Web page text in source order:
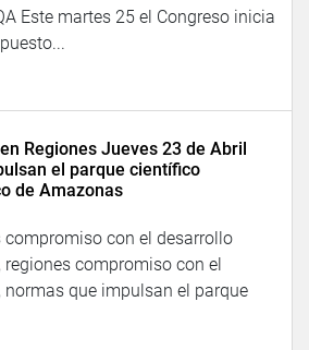
Este martes 25 el Congreso inicia
Regiones Jueves 23 de Abril
el parque científico
de Amazonas
compromiso con el desarrollo
regiones compromiso con el
que impulsan el parque